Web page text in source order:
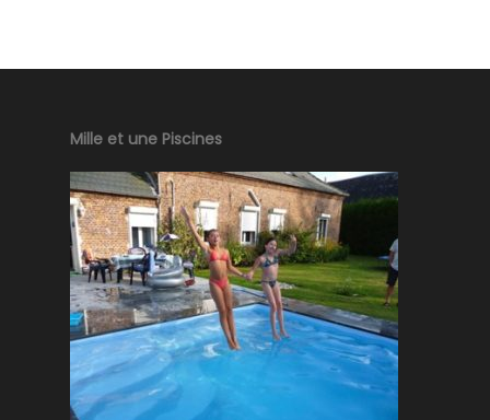
Mille et une Piscines